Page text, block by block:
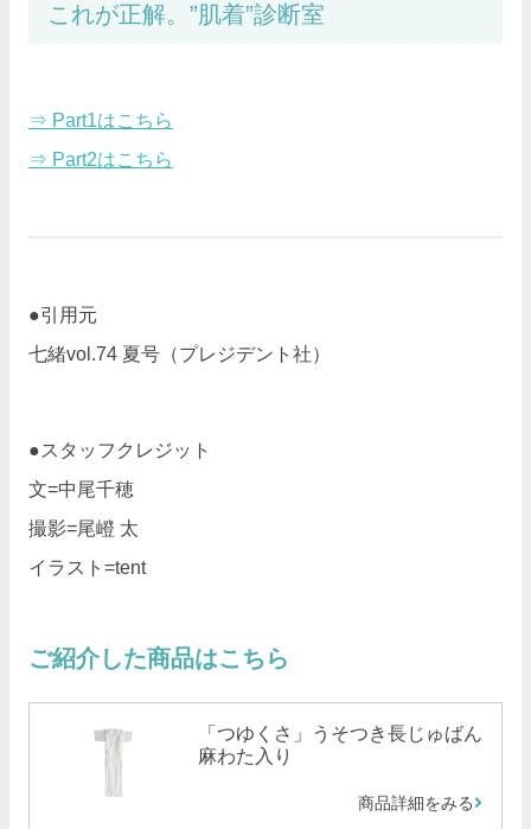
これが正解。”肌着”診断室
⇒ Part1はこちら
⇒ Part2はこちら
●引用元
七緒vol.74 夏号（プレジデント社）
●スタッフクレジット
文=中尾千穂
撮影=尾嶝 太
イラスト=tent
ご紹介した商品はこちら
「つゆくさ」うそつき長じゅばん
麻わた入り
商品詳細をみる